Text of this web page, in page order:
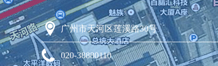
广州市天河区莲溪路30号
020-38880110